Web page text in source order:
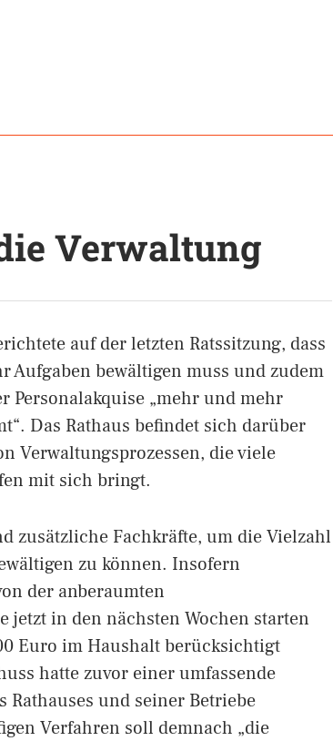
Verwaltung
auf der letzten Ratssitzung, dass
Aufgaben bewältigen muss und zudem
Personalakquise „mehr und mehr
Das Rathaus befindet sich darüber
Verwaltungsprozessen, die viele
mit sich bringt.
zusätzliche Fachkräfte, um die Vielzahl
zu können. Insofern
der anberaumten
jetzt in den nächsten Wochen starten
Euro im Haushalt berücksichtigt
hatte zuvor einer umfassende
und seiner Betriebe
Verfahren soll demnach „die